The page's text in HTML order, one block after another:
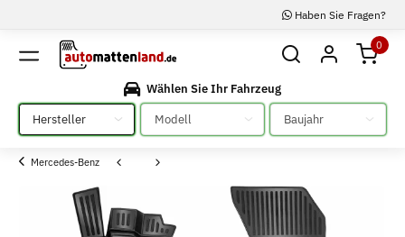
Haben Sie Fragen?
0
Wählen Sie Ihr Fahrzeug
Bitte auswählen
Bitte auswählen Bitte auswählen
Mercedes-Benz